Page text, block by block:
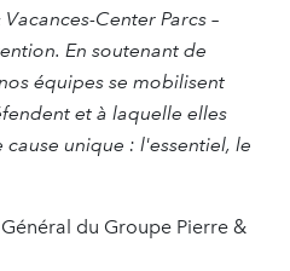
Center Parcs –
En soutenant de
équipes se mobilisent
et à laquelle elles
unique : l'essentiel, le
du Groupe Pierre &